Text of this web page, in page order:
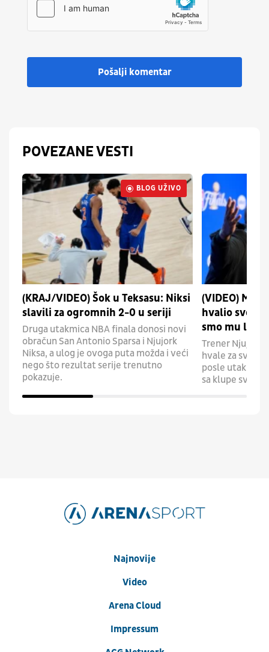
Pošalji komentar
POVEZANE VESTI
(KRAJ/VIDEO) Šok u Teksasu: Niksi
slavili za ogromnih 2-0 u seriji
Druga utakmica NBA finala donosi novi
obračun San Antonio Sparsa i Njujork
Niksa, a ulog je ovoga puta možda i veći
nego što rezultat serije trenutno
pokazuje.
UŽIVO
BLOG UŽIVO
(VIDEO)
hvalio svog
smo mu
Trener Njujork
hvale za svog
posle
sa klupe svog
Najnovije
Video
Arena Cloud
Impressum